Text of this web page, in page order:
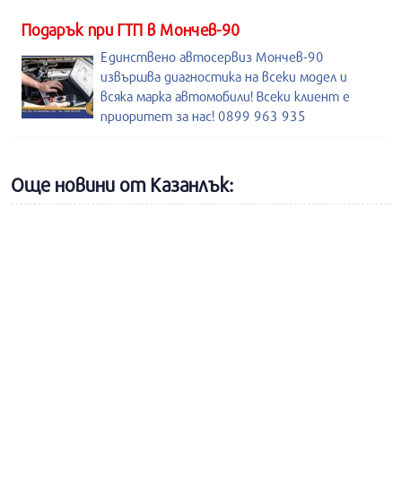
Подарък при ГТП в Мончев-90
Единствено автосервиз Мончев-90
извършва диагностика на всеки модел и
всяка марка автомобили! Всеки клиент е
приоритет за нас! 0899 963 935
Още новини от Казанлък: